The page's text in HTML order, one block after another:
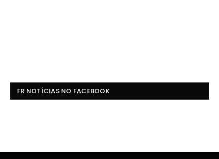
FR NOTÍCIAS NO FACEBOOK